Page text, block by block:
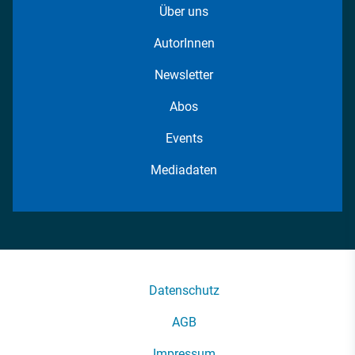
Über uns
AutorInnen
Newsletter
Abos
Events
Mediadaten
Datenschutz
AGB